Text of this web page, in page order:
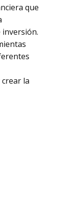
que
inversión.
la